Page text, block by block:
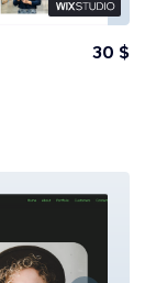
30 $